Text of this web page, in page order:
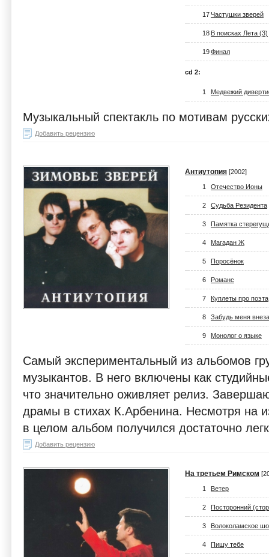
17Частушки зверей
18 В поисках Лета (3)
19Финал
cd 2:
1 Медвежий
Музыкальный спектакль по мотивам
Добавить рецензию
Антиутопия [2002]
1 Отечество Ионы
2 Судьба Резидента
3 Памятка
4 Магадан Ж
5 Поросёнок
6 Романс
7 Куплеты про поэта
8 Забудь меня
9 Монолог о языке
Самый экспериментальный из альбомов
музыкантов. В него включены как
что значительно оживляет релиз.
драмы в стихах К.Арбенина. Несмотря на
в целом альбом получился достаточно
Добавить рецензию
На третьем Римском
1 Ветер
2 Посторонний
3 Волоколамское
4 Пишу тебе